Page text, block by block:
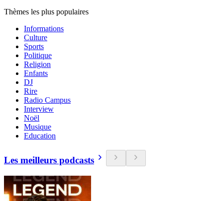
Thèmes les plus populaires
Informations
Culture
Sports
Politique
Religion
Enfants
DJ
Rire
Radio Campus
Interview
Noël
Musique
Education
Les meilleurs podcasts